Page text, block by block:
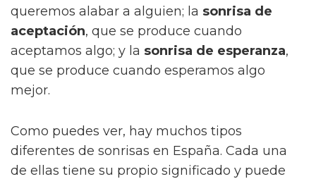
queremos alabar a alguien; la sonrisa de
aceptación, que se produce cuando
aceptamos algo; y la sonrisa de esperanza,
que se produce cuando esperamos algo
mejor.
Como puedes ver, hay muchos tipos
diferentes de sonrisas en España. Cada una
de ellas tiene su propio significado y puede